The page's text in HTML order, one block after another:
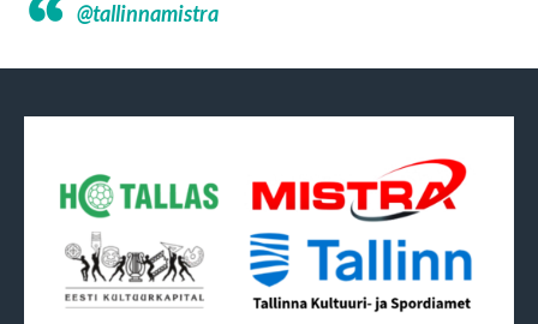
@tallinnamistra